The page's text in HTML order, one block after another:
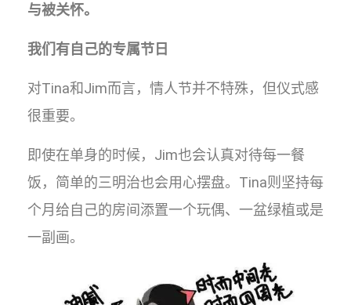
与被关怀。
我们有自己的专属节日
对Tina和Jim而言，情人节并不特殊，但仪式感
很重要。
即使在单身的时候，Jim也会认真对待每一餐
饭，简单的三明治也会用心摆盘。Tina则坚持每
个月给自己的房间添置一个玩偶、一盆绿植或是
一副画。